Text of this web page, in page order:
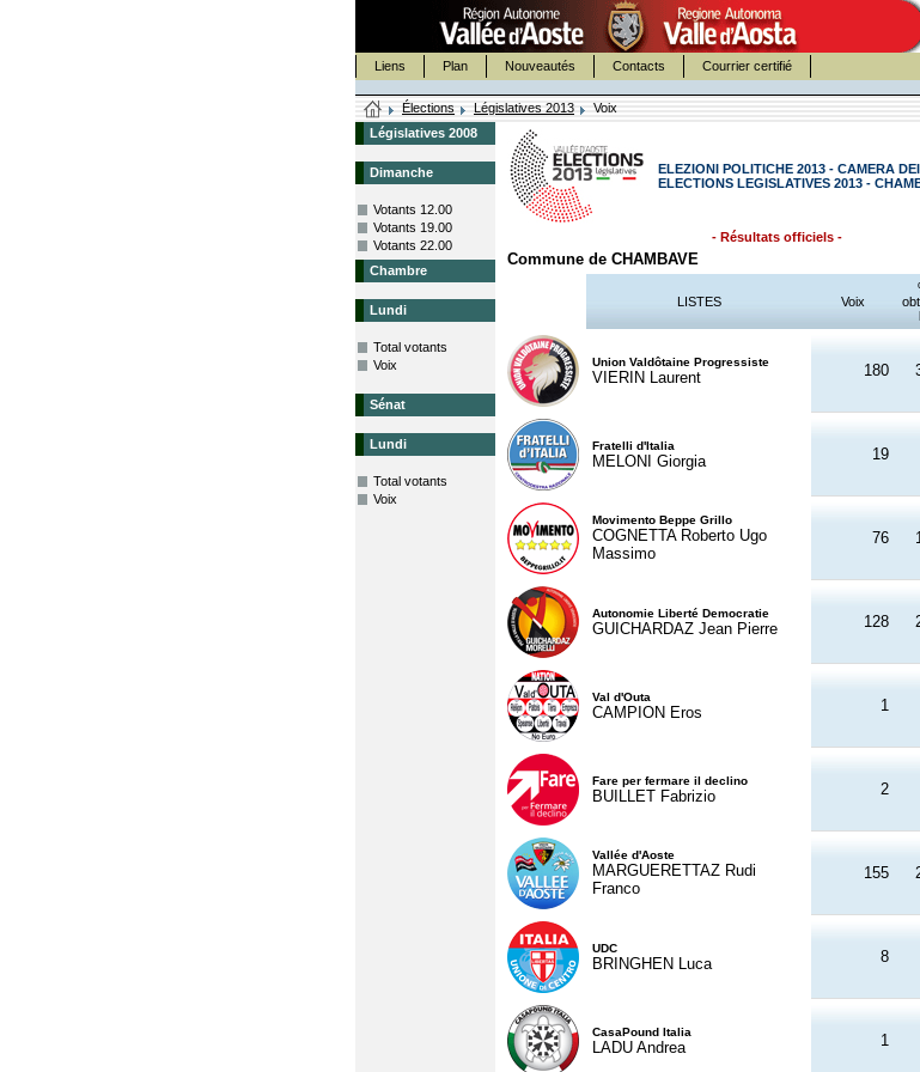
Liens Plan Nouveautés Contacts Courrier certifié
Élections Législatives 2013
Voix
Législatives 2008
Dimanche
Votants 12.00
Votants 19.00
Votants 22.00
Chambre
Lundi
Total votants
Voix
Sénat
Lundi
Total votants
Voix
ELEZIONI POLITICHE 2013 - CAMERA
ELECTIONS LEGISLATIVES 2013 -
- Résultats officiels -
Commune de CHAMBAVE
LISTES Voix
Union Valdôtaine Progressiste
VIERIN Laurent 180
Fratelli d'Italia
MELONI Giorgia 19
Movimento Beppe Grillo
COGNETTA Roberto Ugo
Massimo
76
Autonomie Liberté Democratie
GUICHARDAZ Jean Pierre 128
Val d'Outa
CAMPION Eros 1
Fare per fermare il declino
BUILLET Fabrizio 2
Vallée d'Aoste
MARGUERETTAZ Rudi
Franco
155
UDC
BRINGHEN Luca 8
CasaPound Italia
LADU Andrea 1